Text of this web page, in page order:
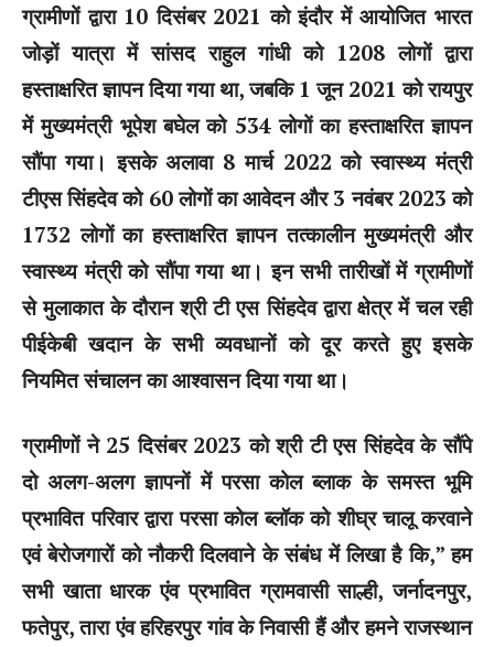
ग्रामीणों द्वारा 10 दिसंबर 2021 को इंदौर में आयोजित भारत
जोड़ों यात्रा में सांसद राहुल गांधी को 1208 लोगों द्वारा
हस्ताक्षरित ज्ञापन दिया गया था, जबकि 1 जून 2021 को रायपुर
में मुख्यमंत्री भूपेश बघेल को 534 लोगों का हस्ताक्षरित ज्ञापन
सौंपा गया। इसके अलावा 8 मार्च 2022 को स्वास्थ्य मंत्री
टीएस सिंहदेव को 60 लोगों का आवेदन और 3 नवंबर 2023 को
1732 लोगों का हस्ताक्षरित ज्ञापन तत्कालीन मुख्यमंत्री और
स्वास्थ्य मंत्री को सौंपा गया था। इन सभी तारीखों में ग्रामीणों
से मुलाकात के दौरान श्री टी एस सिंहदेव द्वारा क्षेत्र में चल रही
पीईकेबी खदान के सभी व्यवधानों को दूर करते हुए इसके
नियमित संचालन का आश्वासन दिया गया था।
ग्रामीणों ने 25 दिसंबर 2023 को श्री टी एस सिंहदेव के सौंपे
दो अलग-अलग ज्ञापनों में परसा कोल ब्लाक के समस्त भूमि
प्रभावित परिवार द्वारा परसा कोल ब्लॉक को शीघ्र चालू करवाने
एवं बेरोजगारों को नौकरी दिलवाने के संबंध में लिखा है कि,” हम
सभी खाता धारक एंव प्रभावित ग्रामवासी साल्ही, जर्नादनपुर,
फतेपुर, तारा एंव हरिहरपुर गांव के निवासी हैं और हमने राजस्थान